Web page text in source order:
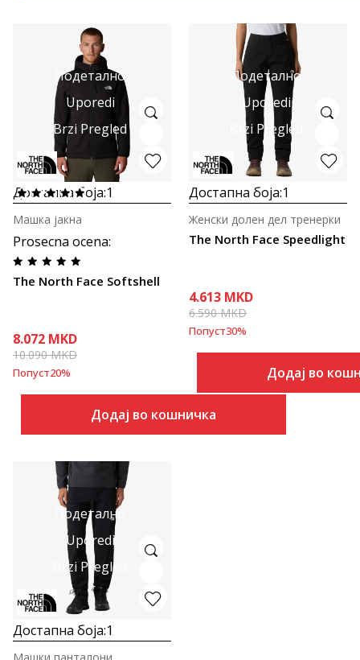
Подетално
Uporedi
Brzi Pregled
Достапна боја:1
Prosecna ocena:
The North Face Softshell
Машка јакна
8.072 MKD
10.090MKD
Попуст20%
Додај во кошничка
Подетално
Uporedi
Brzi Pregled
Достапна боја:1
The North Face Speedlight
Женски долен дел тренерки
4.613 MKD
6.590MKD
Попуст30%
Додај во
Подетално
Uporedi
Brzi Pregled
Достапна боја:1